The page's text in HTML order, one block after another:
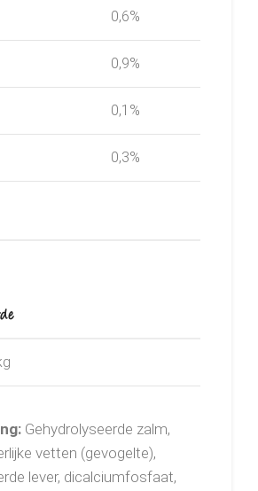
0,6%
0,9%
0,1%
0,3%
Gehydrolyseerde zalm,
vetten (gevogelte),
lever, dicalciumfosfaat,